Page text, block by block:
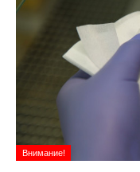
Внимание!